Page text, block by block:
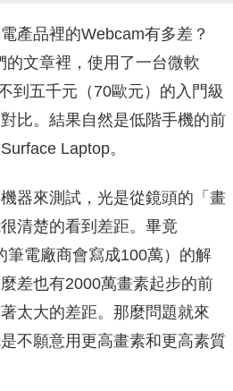
產品裡的Webcam有多差？
的文章裡，使用了一台微軟
到五千元（70歐元）的入門級
比。結果自然是低階手機的前
Laptop。
器來測試，光是從鏡頭的「畫
清楚的看到差距。畢竟
筆電廠商會寫成100萬）的解
差也有2000萬畫素起步的前
太大的差距。那麼問題就來
不願意用更高畫素和更高素質